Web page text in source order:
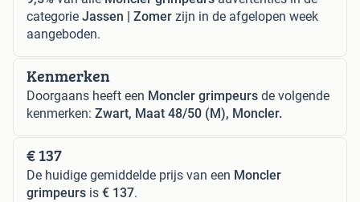
categorie Jassen | Zomer zijn in de afgelopen week
aangeboden.
Kenmerken
Doorgaans heeft een Moncler grimpeurs de volgende
kenmerken: Zwart, Maat 48/50 (M), Moncler.
€ 137
De huidige gemiddelde prijs van een Moncler
grimpeurs is € 137.